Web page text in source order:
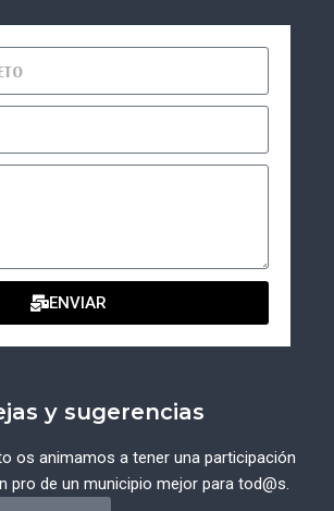
ENVIAR
y sugerencias
os animamos a tener una participación
pro de un municipio mejor para tod@s.